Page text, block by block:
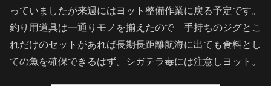
っていましたが来週にはヨット整備作業に戻る予定です。
釣り用道具は一通りモノを揃えたので 手持ちのジグとこ
れだけのセットがあれば長期長距離航海に出ても食料とし
ての魚を確保できるはず。シガテラ毒には注意しヨット。